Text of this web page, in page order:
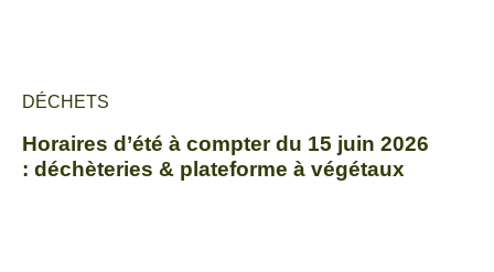
DÉCHETS
Horaires d’été à compter du 15 juin 2026
: déchèteries & plateforme à végétaux